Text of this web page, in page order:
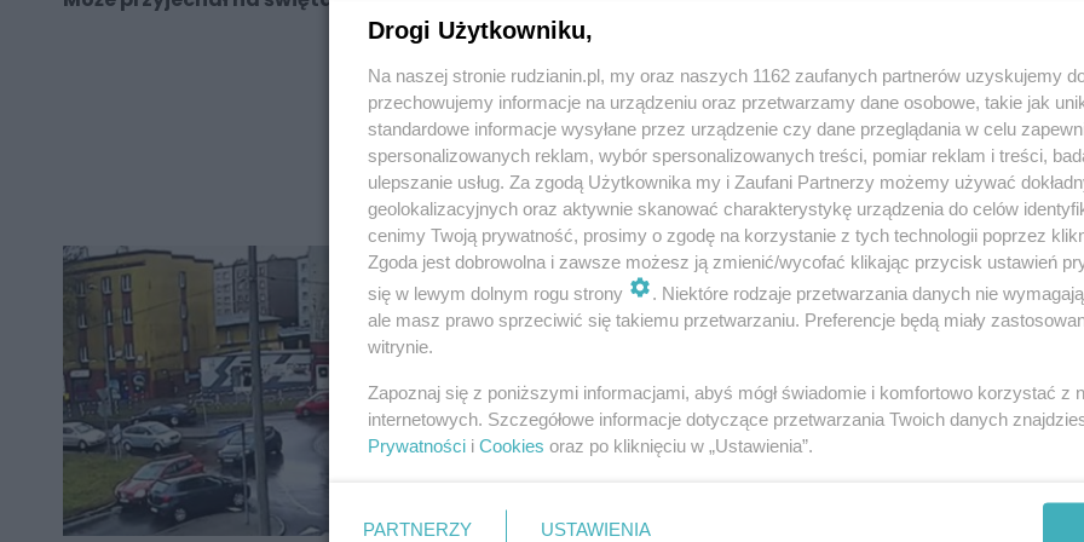
Aprilis?
REKLAMA
Drogi Użytkowniku,
Na naszej stronie rudzianin.pl, my oraz naszych 1162 zaufanych partnerów uzyskujemy
przechowujemy informacje na urządzeniu oraz przetwarzamy dane osobowe, takie jak
standardowe informacje wysyłane przez urządzenie czy dane przeglądania w celu
spersonalizowanych reklam, wybór spersonalizowanych treści, pomiar reklam i treści,
ulepszanie usług. Za zgodą Użytkownika my i Zaufani Partnerzy możemy używać
geolokalizacyjnych oraz aktywnie skanować charakterystykę urządzenia do celów
cenimy Twoją prywatność, prosimy o zgodę na korzystanie z tych technologii poprzez
Zgoda jest dobrowolna i zawsze możesz ją zmienić/wycofać klikając przycisk ustawień
się w lewym dolnym rogu strony
. Niektóre rodzaje przetwarzania danych nie
ale masz prawo sprzeciwić się takiemu przetwarzaniu. Preferencje będą miały
witrynie.
Zapoznaj się z poniższymi informacjami, abyś mógł świadomie i komfortowo korzystać z
internetowych. Szczegółowe informacje dotyczące przetwarzania Twoich danych
Prywatności i Cookies oraz po kliknięciu w „Ustawienia”.
PARTNERZY USTAWIENIA